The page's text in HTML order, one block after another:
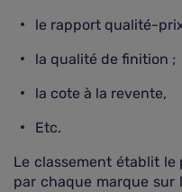
le rapport qualité-
la qualité de finition ;
la cote à la revente,
Etc.
Le classement établit
par chaque marque sur